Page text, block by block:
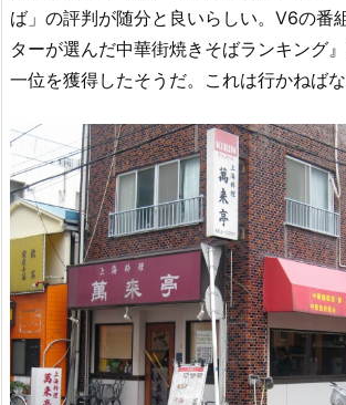
ば」の評判が随分と良いらしい。V6の番
ターが選んだ中華街焼きそばランキング
一位を獲得したそうだ。これは行かねばな